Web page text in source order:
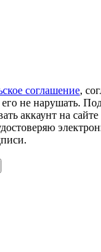
соглашение,
не нарушать.
аккаунт на